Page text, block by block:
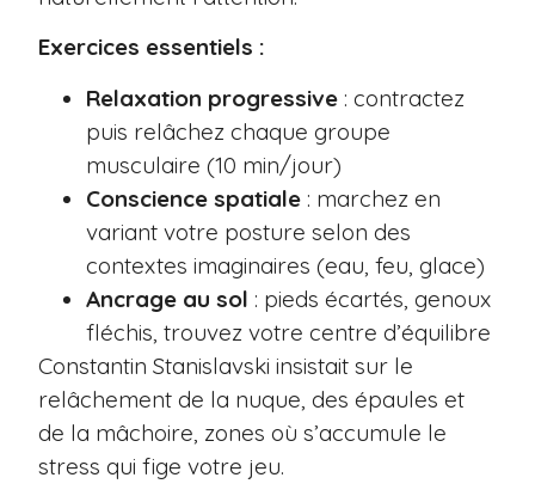
Exercices essentiels :
Relaxation progressive : contractez
puis relâchez chaque groupe
musculaire (10 min/jour)
Conscience spatiale : marchez en
variant votre posture selon des
contextes imaginaires (eau, feu, glace)
Ancrage au sol : pieds écartés, genoux
fléchis, trouvez votre centre d’équilibre
Constantin Stanislavski insistait sur le
relâchement de la nuque, des épaules et
de la mâchoire, zones où s’accumule le
stress qui fige votre jeu.